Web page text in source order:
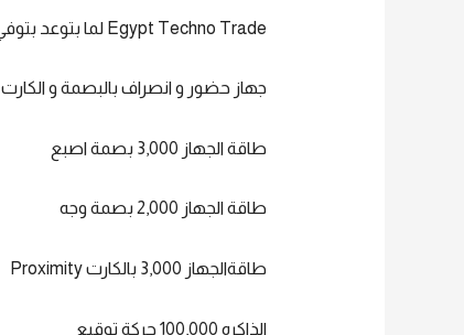
Egypt Techno Trade لما بتوعد بتوفي
جهاز حضور و انصراف بالبصمة و الكارت Time Attendance fingerprint & Access
طاقة الجهاز 3,000 بصمة اصبع
طاقة الجهاز 2,000 بصمة وجه
طاقةالجهاز 3,000 بالكارت Proximity
الذاكره 100,000 حركة توقيع